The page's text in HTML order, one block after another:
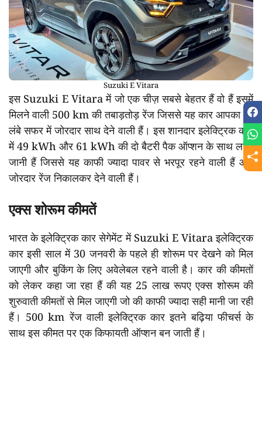
Suzuki E Vitara
इस Suzuki E Vitara में जो एक चीज़ सबसे बेहतर हैं वो हैं इसमें
मिलने वाली 500 km की तबाड़तोड़ रेंज जिससे यह कार आपका हर
लंबे सफर में जोरदार साथ देने वाली हैं। इस शानदार इलेक्ट्रिक कार
में 49 kWh और 61 kWh की दो बैटरी पैक ऑप्शन के साथ लायी
जानी हैं जिससे यह काफी ज्यादा पावर से भरपूर रहने वाली हैं और
जोरदार रेंज निकालकर देने वाली हैं।
एक्स शोरूम कीमतें
भारत के इलेक्ट्रिक कार सेगेमेंट में Suzuki E Vitara इलेक्ट्रिक
कार इसी साल में 30 जनवरी के पहले ही शोरूम पर देखने को मिल
जाएगी और बुकिंग के लिए अवेलेबल रहने वाली है। कार की कीमतों
को लेकर कहा जा रहा हैं की यह 25 लाख रूपए एक्स शोरूम की
शुरुवाती कीमतों से मिल जाएगी जो की काफी ज्यादा सही मानी जा रही
हैं। 500 km रेंज वाली इलेक्ट्रिक कार इतने बढ़िया फीचर्स के
साथ इस कीमत पर एक किफायती ऑप्शन बन जाती हैं।